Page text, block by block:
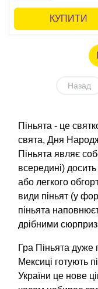
КУПИТИ
Назад
Піньята - це
свята, Дня
Піньята являє
всередині)
або легкого
види піньят (у
піньята
дрібними
Гра Піньята
Мексиці готують
України це нове